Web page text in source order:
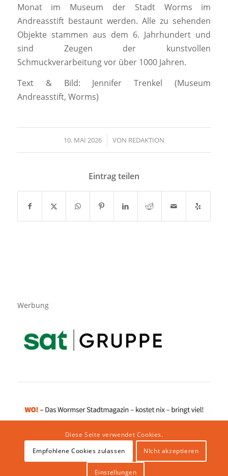
Monat im Museum der Stadt Worms im
Andreasstift bestaunt werden. Alle zu sehenden
Objekte stammen aus dem 6. Jahrhundert und
sind Zeugen der kunstvollen
Schmuckverarbeitung vor über 1000 Jahren.
Text & Bild: Jennifer Trenkel (Museum
Andreasstift, Worms)
10. MAI 2026
/ VON REDAKTION
Eintrag teilen
Werbung
Impressum|Datenschutzerklärung|Website von klicklabor.de|
Diese Seite verwendet Cookies.
Empfohlene Cookies zulassen
NIcht akzeptieren
Einstellungen